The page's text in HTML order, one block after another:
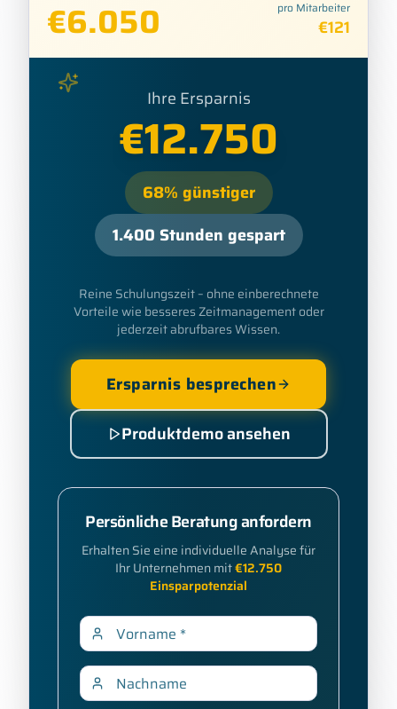
€6.050 pro Mitarbeiter
€121
Ihre Ersparnis
€12.750
68% günstiger
1.400 Stunden gespart
Reine Schulungszeit – ohne einberechnete
Vorteile wie besseres Zeitmanagement oder
jederzeit abrufbares Wissen.
Ersparnis besprechen
Produktdemo ansehen
Persönliche Beratung anfordern
Erhalten Sie eine individuelle Analyse für
Ihr Unternehmen mit€12.750
Einsparpotenzial